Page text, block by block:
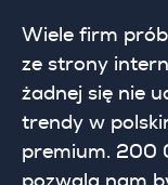
Wiele firm
ze strony
żadnej się nie
trendy w
premium. 200